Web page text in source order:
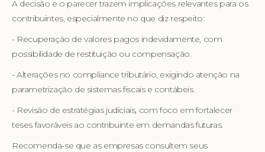
A decisão e o parecer trazem implicações relevantes para os
contribuintes, especialmente no que diz respeito:
- Recuperação de valores pagos indevidamente, com
possibilidade de restituição ou compensação.
- Alterações no compliance tributário, exigindo atenção na
parametrização de sistemas fiscais e contábeis.
- Revisão de estratégias judiciais, com foco em fortalecer
teses favoráveis ao contribuinte em demandas futuras.
Recomenda-se que as empresas consultem seus